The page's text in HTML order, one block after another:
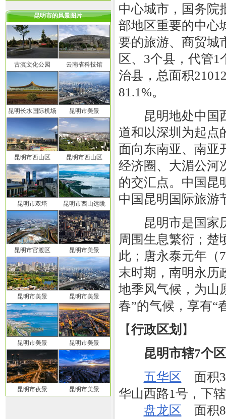
昆明市的风景图片
古滇文化公园 云南省科技馆
昆明长水国际机场 昆明市美景
昆明市西山区 昆明市西山区
昆明市双塔 昆明市西山远眺
昆明市官渡区 昆明市美景
昆明市美景 昆明市美景
昆明市美景 昆明市美景
昆明市夜景 昆明市美景
中心城市，国务院
部地区重要的中心
要的旅游、商贸城
区、3个县，代管1
治县，总面积
81.1%。
昆明地处中国西
道和以深圳为起点
面向东南亚、南亚
经济圈、大湄公河
的交汇点。中国昆
中国昆明国际旅游
昆明市是国家历
周围生息繁衍；楚
此；唐永泰元年（
末时期，南明永历
地季风气候，为山
春”的气候，享有“
【行政区划 】
昆明市辖7个
五华区 面积
华山西路1号，下
盘龙区 面积